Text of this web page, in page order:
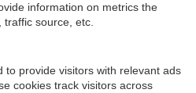
information on metrics the
source, etc.
to provide visitors with relevant ads
cookies track visitors across